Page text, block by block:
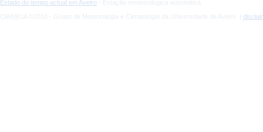
Estado do tempo actual em Aveiro - Estação meteorológica automática
CliM@UA ©2010 - Grupo de Meteorologia e Climatologia da Universidade de Aveiro |